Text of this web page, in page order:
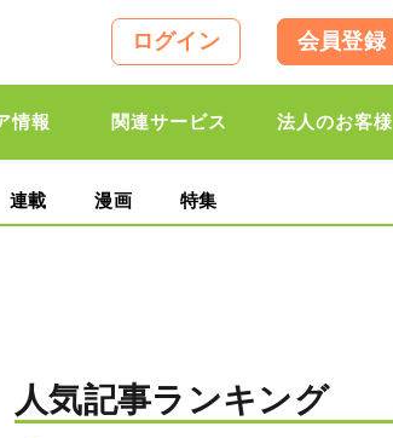
ログイン 会員登録
情報 関連サービス 法人のお客様
連載 漫画 特集
人気記事ランキング